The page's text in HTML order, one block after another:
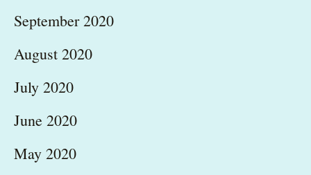
September 2020
August 2020
July 2020
June 2020
May 2020